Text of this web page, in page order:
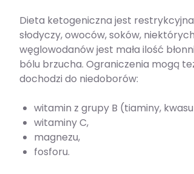
Dieta ketogeniczna jest
słodyczy, owoców, soków,
węglowodanów jest mała ilość
bólu brzucha. Ograniczenia mogą
dochodzi do niedoborów:
witamin z grupy B (tiaminy,
witaminy C,
magnezu,
fosforu.